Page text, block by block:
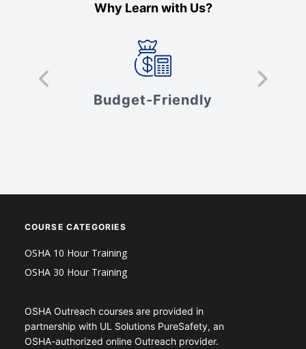
Why Learn with Us?
Budget-Friendly
COURSE CATEGORIES
OSHA 10 Hour Training
OSHA 30 Hour Training
OSHA Outreach courses are provided in
partnership with UL Solutions PureSafety, an
OSHA-authorized online Outreach provider.